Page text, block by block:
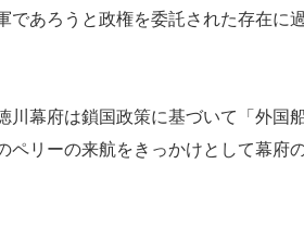
であろうと政権を委託された存在に過
幕府は鎖国政策に基づいて「外国
ペリーの来航をきっかけとして幕府